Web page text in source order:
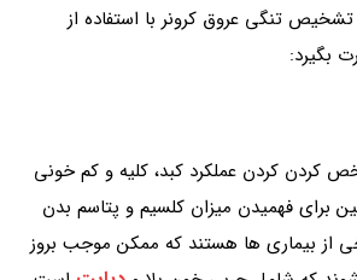
تشخیص تنگی عروق کرونر با استفاده از
بگیرد:
کردن عملکرد کبد، کلیه و کم خونی
برای فهمیدن میزان کلسیم و پتاسم بدن
از بیماری ها هستند که ممکن موجب بروز